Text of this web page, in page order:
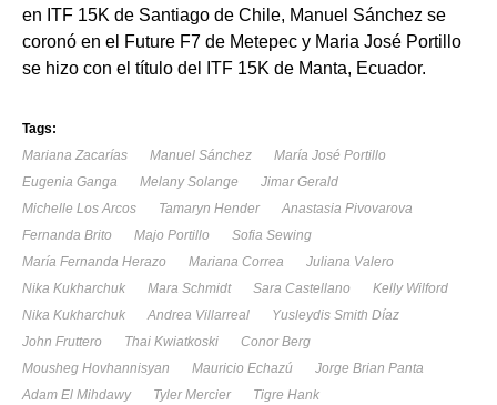
en ITF 15K de Santiago de Chile, Manuel Sánchez se
coronó en el Future F7 de Metepec y Maria José Portillo
se hizo con el título del ITF 15K de Manta, Ecuador.
Tags:
Mariana Zacarías
Manuel Sánchez
María José Portillo
Eugenia Ganga
Melany Solange
Jimar Gerald
Michelle Los Arcos
Tamaryn Hender
Anastasia Pivovarova
Fernanda Brito
Majo Portillo
Sofia Sewing
María Fernanda Herazo
Mariana Correa
Juliana Valero
Nika Kukharchuk
Mara Schmidt Sara Castellano
Kelly Wilford
Nika Kukharchuk
Andrea Villarreal
Yusleydis Smith Díaz
John Fruttero
Thai Kwiatkoski
Conor Berg
Mousheg Hovhannisyan
Mauricio Echazú
Jorge Brian Panta
Adam El Mihdawy
Tyler Mercier Tigre Hank